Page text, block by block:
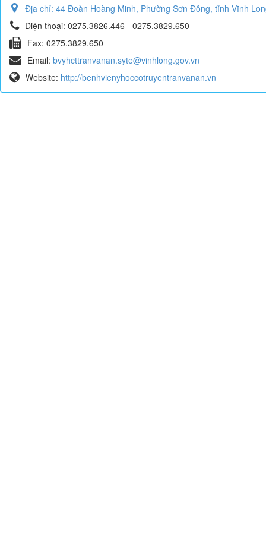
Địa chỉ: 44 Đoàn Hoàng Minh, Phường Sơn Đông, tỉnh Vĩnh
Điện thoại: 0275.3826.446 - 0275.3829.650
Fax: 0275.3829.650
Email: bvyhcttranvanan.syte@vinhlong.gov.vn
Website: http://benhvienyhoccotruyentranvanan.vn